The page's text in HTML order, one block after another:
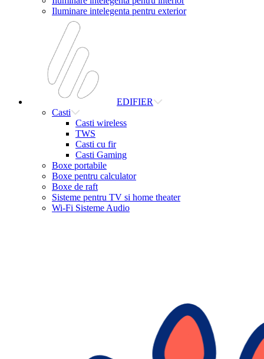
Iluminare intelegenta pentru exterior
EDIFIER
Casti
Casti wireless
TWS
Casti cu fir
Casti Gaming
Boxe portabile
Boxe pentru calculator
Boxe de raft
Sisteme pentru TV si home theater
Wi-Fi Sisteme Audio